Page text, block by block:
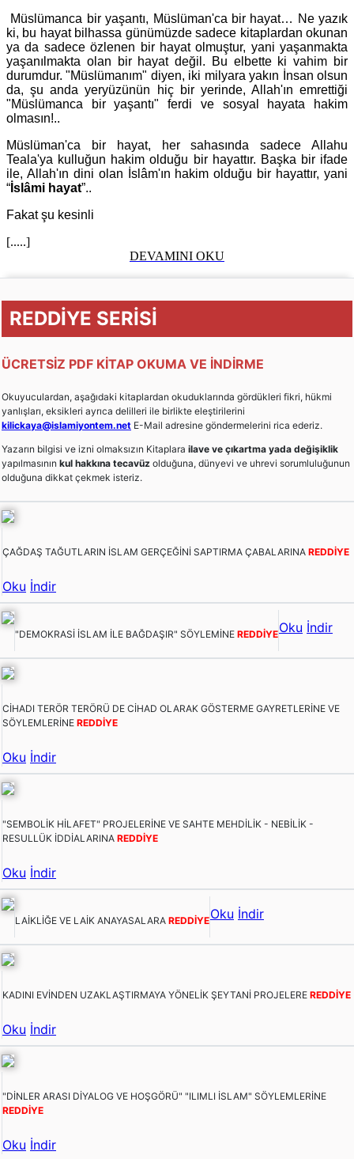
Müslümanca bir yaşantı, Müslüman'ca bir hayat… Ne yazık
ki, bu hayat bilhassa günümüzde sadece kitaplardan okunan
ya da sadece özlenen bir hayat olmuştur, yani yaşanmakta
yaşanılmakta olan bir hayat değil. Bu elbette ki vahim bir
durumdur. "Müslümanım" diyen, iki milyara yakın İnsan olsun
da, şu anda yeryüzünün hiç bir yerinde, Allah'ın emrettiği
"Müslümanca bir yaşantı" ferdi ve sosyal hayata hakim
olmasın!..
Müslüman'ca bir hayat, her sahasında sadece Allahu
Teala'ya kulluğun hakim olduğu bir hayattır. Başka bir ifade
ile, Allah'ın dini olan İslâm'ın hakim olduğu bir hayattır, yani
“ İslâmi hayat”..
Fakat şu kesinli
[.....]
DEVAMINI OKU
REDDİYE SERİSİ
ÜCRETSİZ PDF KİTAP OKUMA VE İNDİRME
Okuyuculardan, aşağıdaki kitaplardan okuduklarında gördükleri fikri, hükmi
yanlışları, eksikleri ayrıca delilleri ile birlikte eleştirilerini
kilickaya@islamiyontem.net E-Mail adresine göndermelerini rica ederiz.
Yazarın bilgisi ve izni olmaksızın Kitaplara ilave ve çıkartma yada değişiklik
yapılmasının kul hakkına tecavüz olduğuna, dünyevi ve uhrevi sorumluluğunun
olduğuna dikkat çekmek isteriz.
ÇAĞDAŞ TAĞUTLARIN İSLAM GERÇEĞİNİ SAPTIRMA ÇABALARINA REDDİYE
Oku İndir
"DEMOKRASİ İSLAM İLE BAĞDAŞIR" SÖYLEMİNE REDDİYEOku İndir
CİHADI TERÖR TERÖRÜ DE CİHAD OLARAK GÖSTERME GAYRETLERİNE VE
SÖYLEMLERİNE REDDİYE
Oku İndir
"SEMBOLİK HİLAFET" PROJELERİNE VE SAHTE MEHDİLİK - NEBİLİK -
RESULLÜK İDDİALARINA REDDİYE
Oku İndir
LAİKLİĞE VE LAİK ANAYASALARA REDDİYEOku İndir
KADINI EVİNDEN UZAKLAŞTIRMAYA YÖNELİK ŞEYTANİ PROJELERE REDDİYE
Oku İndir
"DİNLER ARASI DİYALOG VE HOŞGÖRÜ" "ILIMLI İSLAM" SÖYLEMLERİNE
REDDİYE
Oku İndir